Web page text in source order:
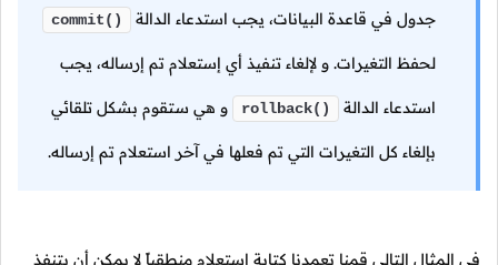
جدول في قاعدة البيانات، يجب استدعاء الدالة commit()
لحفظ التغيرات. و لإلغاء تنفيذ أي إستعلام تم إرساله، يجب
استدعاء الدالة rollback() و هي ستقوم بشكل تلقائي
بإلغاء كل التغيرات التي تم فعلها في آخر استعلام تم إرساله.
في المثال التالي قمنا تعمدنا كتابة إستعلام منطقياً لا يمكن أن يتنفذ